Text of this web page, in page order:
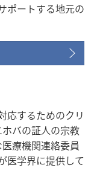
開
ポートする地元の
応するためのクリ
バの証人の宗教
療機関連絡委員
医学界に提供して